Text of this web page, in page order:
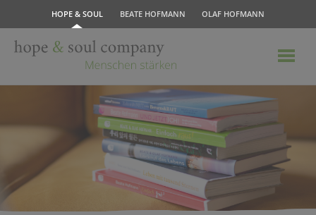
HOPE & SOUL BEATE HOFMANN OLAF HOFMANN